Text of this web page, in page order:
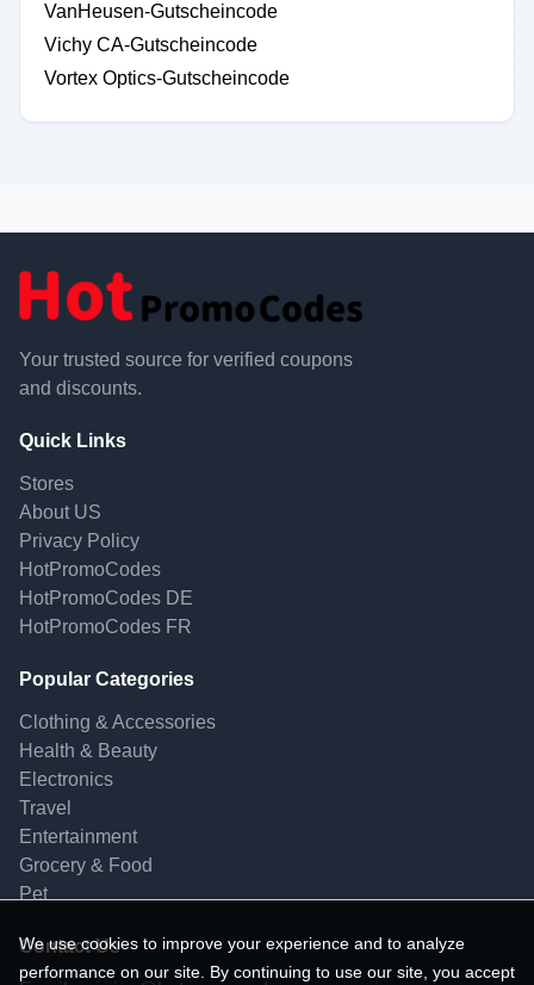
VanHeusen-Gutscheincode
Vichy CA-Gutscheincode
Vortex Optics-Gutscheincode
Your trusted source for verified coupons
and discounts.
Quick Links
Stores
About US
Privacy Policy
HotPromoCodes
HotPromoCodes DE
HotPromoCodes FR
Popular Categories
Clothing & Accessories
Health & Beauty
Electronics
Travel
Entertainment
Grocery & Food
Pet
Contact Us
We use cookies to improve your experience and to analyze
performance on our site. By continuing to use our site, you accept